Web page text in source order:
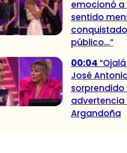
emocionó a
sentido
público…”
00:04
José
advertencia
Argandoña